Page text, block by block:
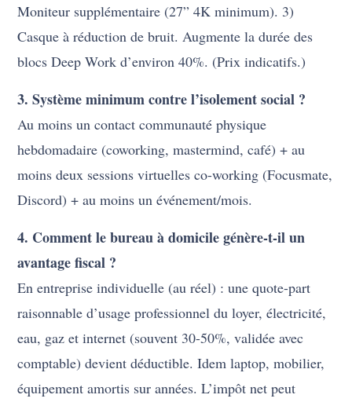
Moniteur supplémentaire (27” 4K minimum). 3)
Casque à réduction de bruit. Augmente la durée des
blocs Deep Work d’environ 40%. (Prix indicatifs.)
3. Système minimum contre l’isolement social ?
Au moins un contact communauté physique
hebdomadaire (coworking, mastermind, café) + au
moins deux sessions virtuelles co-working (Focusmate,
Discord) + au moins un événement/mois.
4. Comment le bureau à domicile génère-t-il un
avantage fiscal ?
En entreprise individuelle (au réel) : une quote-part
raisonnable d’usage professionnel du loyer, électricité,
eau, gaz et internet (souvent 30-50%, validée avec
comptable) devient déductible. Idem laptop, mobilier,
équipement amortis sur années. L’impôt net peut